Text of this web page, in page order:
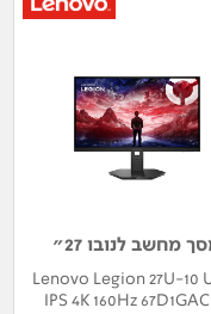
מחשב לנובו 27"
Lenovo Legion 27U-10
IPS 4K 160Hz